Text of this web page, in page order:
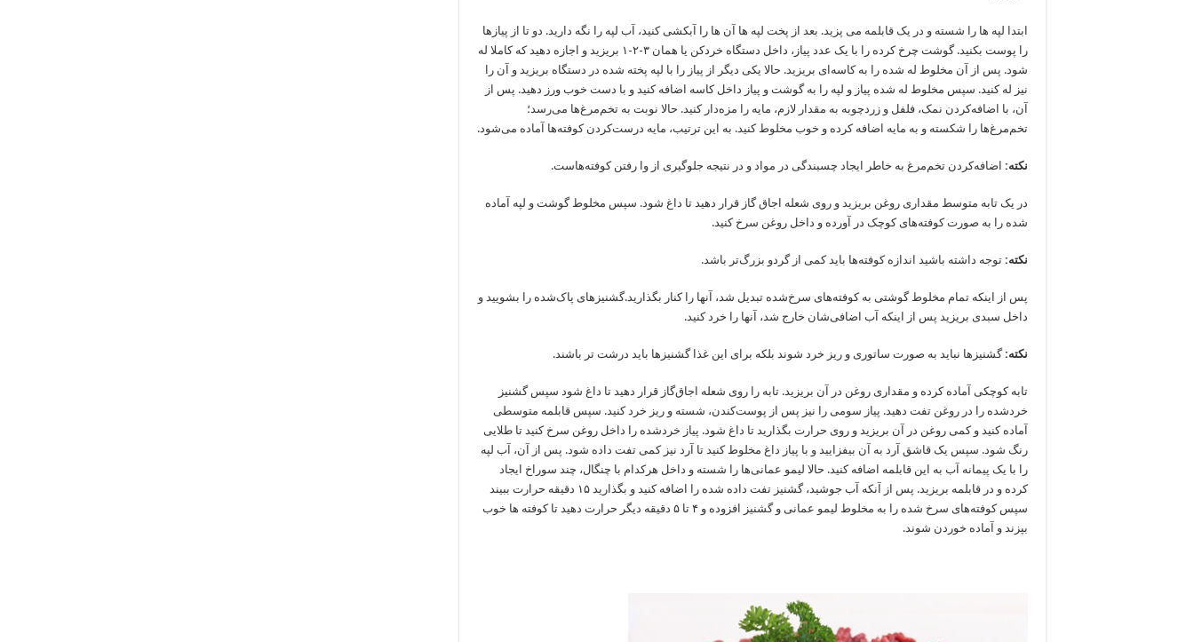
ابتدا لپه ها را شسته و در یک قابلمه می پزید. بعد از پخت لپه ها آن ها را آبکشی کنید، آب لپه را نگه دارید. دو تا از پیازها
را پوست بکنید. گوشت چرخ‌ کرده را با یک عدد پیاز، داخل دستگاه خردکن یا همان ۳-۲-۱ بریزید و اجازه دهید که کاملا له
شود. پس از آن مخلوط له‌ شده را به کاسه‌ای بریزید. حالا یکی دیگر از پیاز را با لپه پخته‌ شده در دستگاه بریزید و آن را
نیز له کنید. سپس مخلوط له شده پیاز و لپه را به گوشت و پیاز داخل کاسه اضافه کنید و با دست خوب ورز دهید. پس از
آن، با اضافه‌کردن نمک، فلفل و زردچوبه به مقدار لازم، مایه را مزه‌دار کنید. حالا نوبت به تخم‌مرغ‌ها می‌رسد؛
تخم‌مرغ‌ها را شکسته و به مایه اضافه کرده و خوب مخلوط کنید. به این ترتیب، مایه درست‌کردن کوفته‌ها آماده می‌شود.
نکته: اضافه‌کردن تخم‌مرغ به خاطر ایجاد چسبندگی در مواد و در نتیجه جلوگیری از وا رفتن کوفته‌هاست.
در یک تابه متوسط مقداری روغن بریزید و روی شعله اجاق گاز قرار دهید تا داغ شود. سپس مخلوط گوشت و لپه آماده
شده را به صورت کوفته‌های کوچک در آورده و داخل روغن سرخ کنید.
نکته: توجه داشته باشید اندازه کوفته‌ها باید کمی از گردو بزرگ‌تر باشد.
پس از اینکه تمام مخلوط گوشتی به کوفته‌های سرخ‌شده تبدیل شد، آنها را کنار بگذارید.گشنیزهای پاک‌شده را بشویید و
داخل سبدی بریزید پس از اینکه آب اضافی‌شان خارج شد، آنها را خرد کنید.
نکته:گشنیزها نباید به صورت ساتوری و ریز خرد شوند بلکه برای این غذا گشنیزها باید درشت تر باشند.
تابه کوچکی آماده کرده و مقداری روغن در آن بریزید. تابه را روی شعله اجاق‌گاز قرار دهید تا داغ شود سپس گشنیز
خردشده را در روغن تفت دهید. پیاز سومی را نیز پس از پوست‌کندن، شسته و ریز خرد کنید. سپس قابلمه متوسطی
آماده کنید و کمی روغن در آن بریزید و روی حرارت بگذارید تا داغ شود. پیاز خردشده را داخل روغن سرخ کنید تا طلایی
رنگ شود. سپس یک قاشق آرد به آن بیفزایید و با پیاز داغ مخلوط کنید تا آرد نیز کمی تفت داده شود. پس از آن، آب لپه
را با یک پیمانه آب به این قابلمه اضافه کنید. حالا لیمو عمانی‌ها را شسته و داخل هرکدام با چنگال، چند سوراخ ایجاد
کرده و در قابلمه بریزید. پس از آنکه آب جوشید، گشنیز تفت‌ داده شده را اضافه کنید و بگذارید ۱۵ دقیقه حرارت ببیند
سپس کوفته‌های سرخ شده را به مخلوط لیمو عمانی و گشنیز افزوده و ۴ تا ۵ دقیقه دیگر حرارت دهید تا کوفته ها خوب
بپزند و آماده خوردن شوند.